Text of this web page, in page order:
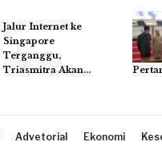
Jalur Internet ke
Singapore
Terganggu,
Triasmitra Akan…
Advetorial Ekonomi